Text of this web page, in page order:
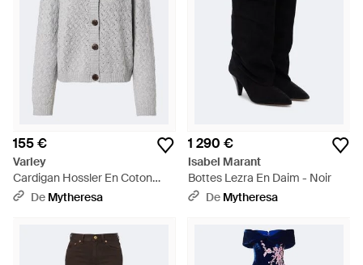
155 €
Varley
Cardigan Hossler En Coton
Melange - Gris
De Mytheresa
1 290 €
Isabel Marant
Bottes Lezra En Daim - Noir
De Mytheresa